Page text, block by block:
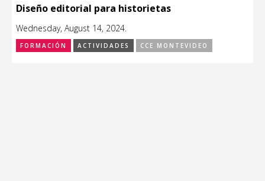
Diseño editorial para historietas
Wednesday, August 14, 2024.
FORMACIÓN ACTIVIDADES CCE MONTEVIDEO